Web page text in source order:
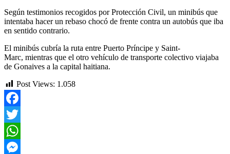
Según testimonios recogidos por Protección Civil, un minibús que
intentaba hacer un rebaso chocó de frente contra un autobús que iba
en sentido contrario.
El minibús cubría la ruta entre Puerto Príncipe y Saint-
Marc, mientras que el otro vehículo de transporte colectivo viajaba
de Gonaives a la capital haitiana.
Post Views: 1.058
Facebook
Twitter
WhatsApp